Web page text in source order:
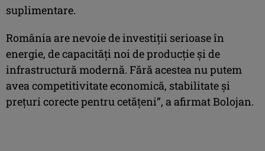
suplimentare.
România are nevoie de investiții serioase în
energie, de capacități noi de producție și de
infrastructură modernă. Fără acestea nu putem
avea competitivitate economică, stabilitate și
prețuri corecte pentru cetățeni”, a afirmat Bolojan.